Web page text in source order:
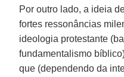
Por outro lado, a ideia
fortes ressonâncias
ideologia protestante
fundamentalismo
que (dependendo da